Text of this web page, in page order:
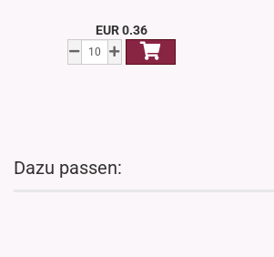
EUR 0.36
Dazu passen: